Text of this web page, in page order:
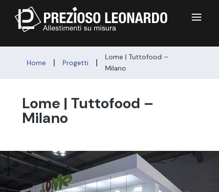
a
Home | Progetti |
Lome | Tuttofood –
Milano
Lome | Tuttofood –
Milano